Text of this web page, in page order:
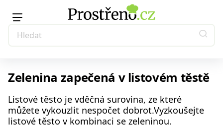
Zelenina zapečená v listovém těstě
Listové těsto je vděčná surovina, ze které
můžete vykouzlit nespočet dobrot.Vyzkoušejte
listové těsto v kombinaci se zeleninou.